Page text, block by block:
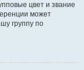
цвет и звание
может
группу по